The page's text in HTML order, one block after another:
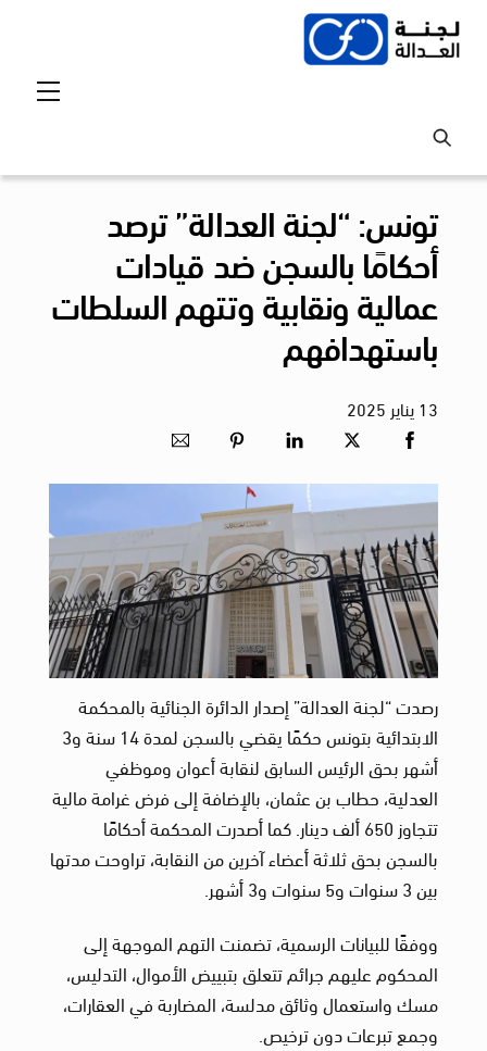
Skip
تونس: “لجنة العدالة” ترصد
أحكامًا بالسجن ضد قيادات
عمالية ونقابية وتتهم السلطات
باستهدافهم
13يناير 2025
رصدت “لجنة العدالة” إصدار الدائرة الجنائية بالمحكمة
الابتدائية بتونس حكمًا يقضي بالسجن لمدة 14 سنة و3
أشهر بحق الرئيس السابق لنقابة أعوان وموظفي
العدلية، حطاب بن عثمان، بالإضافة إلى فرض غرامة مالية
تتجاوز 650 ألف دينار. كما أصدرت المحكمة أحكامًا
بالسجن بحق ثلاثة أعضاء آخرين من النقابة، تراوحت مدتها
بين 3 سنوات و5 سنوات و3 أشهر.
ووفقًا للبيانات الرسمية، تضمنت التهم الموجهة إلى
المحكوم عليهم جرائم تتعلق بتبييض الأموال، التدليس،
مسك واستعمال وثائق مدلسة، المضاربة في العقارات،
وجمع تبرعات دون ترخيص.